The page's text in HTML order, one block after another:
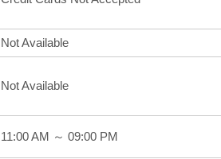
Not Available
Not Available
11:00 AM ～ 09:00 PM